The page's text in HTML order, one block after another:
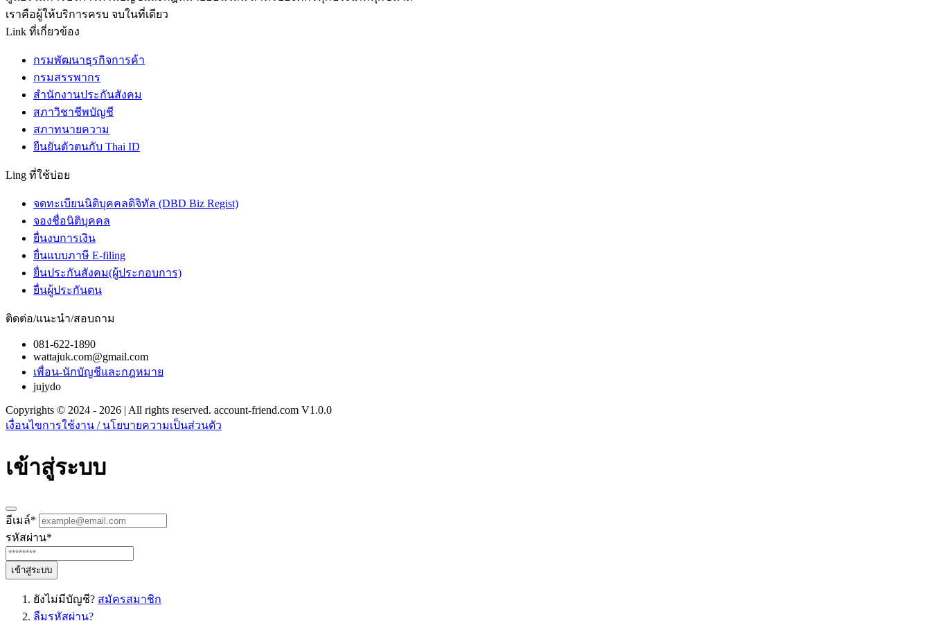
เราคือผู้ให้บริการครบ จบในที่เดียว
Link ที่เกี่ยวข้อง
กรมพัฒนาธุรกิจการค้า
กรมสรรพากร
สำนักงานประกันสังคม
สภาวิชาชีพบัญชี
สภาทนายความ
ยืนยันตัวตนกับ Thai ID
Ling ที่ใช้บ่อย
จดทะเบียนนิติบุคคลดิจิทัล (DBD Biz Regist)
จองชื่อนิติบุคคล
ยื่นงบการเงิน
ยื่นแบบภาษี E-filing
ยื่นประกันสังคม(ผู้ประกอบการ)
ยื่นผู้ประกันตน
ติดต่อ/แนะนำ/สอบถาม
081-622-1890
wattajuk.com@gmail.com
เพื่อน-นักบัญชีและกฎหมาย
jujydo
Copyrights © 2024 - 2026 | All rights reserved. account-friend.com V1.0.0
เงื่อนไขการใช้งาน / นโยบายความเป็นส่วนตัว
เข้าสู่ระบบ
อีเมล์*
รหัสผ่าน*
เข้าสู่ระบบ
ยังไม่มีบัญชี? สมัครสมาชิก
ลืมรหัสผ่าน?